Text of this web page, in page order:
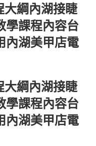
綱內湖接睫
學課程內容台
內湖美甲店電
綱內湖接睫
學課程內容台
內湖美甲店電